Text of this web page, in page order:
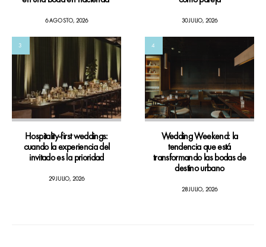
6 AGOSTO, 2026 30 JULIO, 2026
3
Hospitality-first weddings:
cuando la experiencia del
invitado es la prioridad
29 JULIO, 2026
4
Wedding Weekend: la
tendencia que está
transformando las bodas de
destino urbano
28 JULIO, 2026